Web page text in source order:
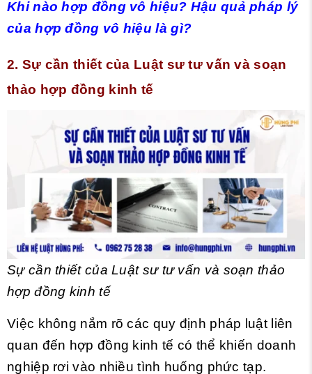
Khi nào hợp đồng vô hiệu? Hậu quả pháp lý
của hợp đồng vô hiệu là gì?
2. Sự cần thiết của Luật sư tư vấn và soạn
thảo hợp đồng kinh tế
Sự cần thiết của Luật sư tư vấn và soạn thảo
hợp đồng kinh tế
Việc không nắm rõ các quy định pháp luật liên
quan đến hợp đồng kinh tế có thể khiến doanh
nghiệp rơi vào nhiều tình huống phức tạp.